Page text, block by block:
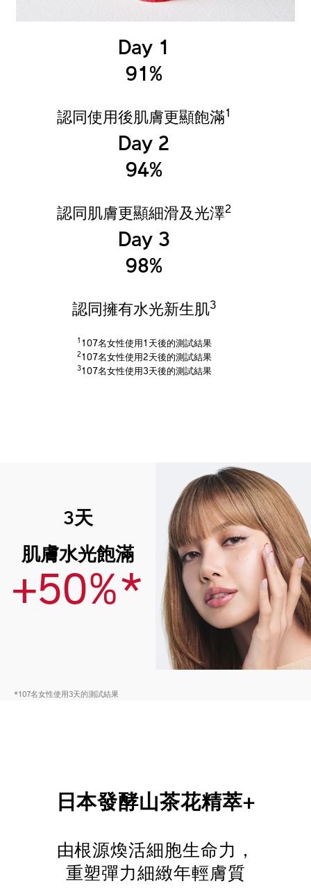
Day 1
91%
認同使用後肌膚更顯飽滿1
Day 2
94%
認同肌膚更顯細滑及光澤2
Day 3
98%
認同擁有水光新生肌3
1 107名女性使用1天後的測試結果
2107名女性使用2天後的測試結果
3107名女性使用3天後的測試結果
3天
肌膚水光飽滿
+50%*
*107名女性使用3天的測試結果
日本發酵山茶花精萃+
由根源煥活細胞生命力，
重塑彈力細緻年輕膚質